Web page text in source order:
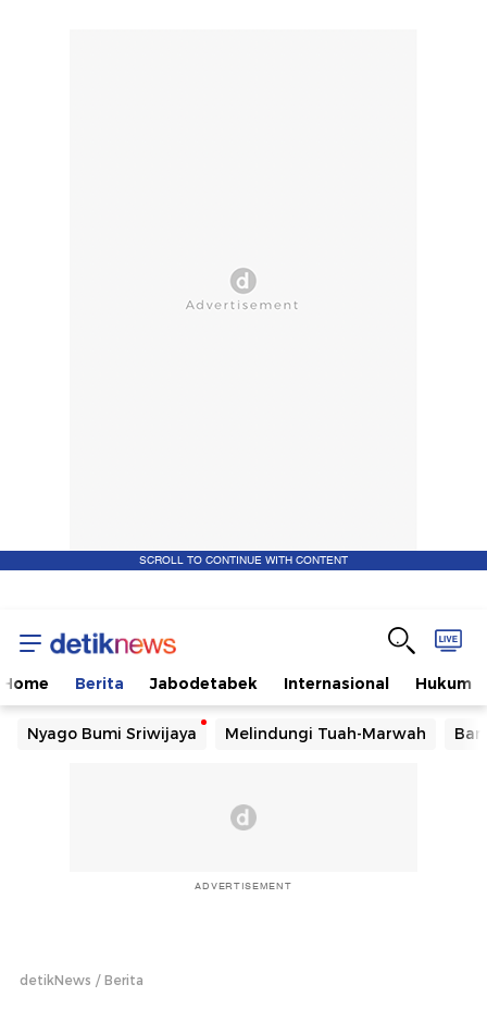
SCROLL TO CONTINUE WITH CONTENT
Home Berita Jabodetabek Internasional Hukum
Nyago Bumi Sriwijaya Melindungi Tuah-Marwah
ADVERTISEMENT
detikNews Berita